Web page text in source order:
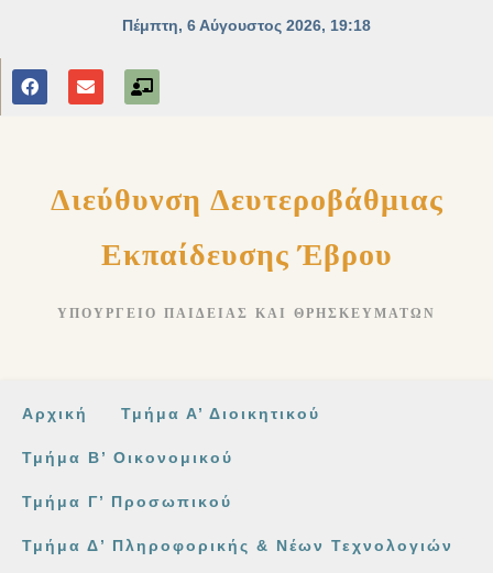
Διεύθυνση Δευτεροβάθμιας
Εκπαίδευσης Έβρου
ΥΠΟΥΡΓΕΊΟ ΠΑΙΔΕΊΑΣ ΚΑΙ ΘΡΗΣΚΕΥΜΆΤΩΝ
Αρχική Τμήμα Α’ Διοικητικού
Τμήμα Β’ Οικονομικού
Τμήμα Γ’ Προσωπικού
Τμήμα Δ’ Πληροφορικής & Νέων Τεχνολογιών